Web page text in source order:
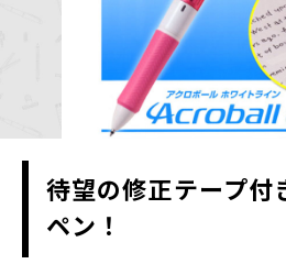
待望の修正テープ付
ペン！